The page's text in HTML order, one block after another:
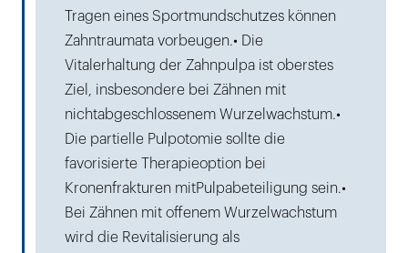
Tragen eines Sportmundschutzes können
Zahntraumata vorbeugen.• Die
Vitalerhaltung der Zahnpulpa ist oberstes
Ziel, insbesondere bei Zähnen mit
nichtabgeschlossenem Wurzelwachstum.•
Die partielle Pulpotomie sollte die
favorisierte Therapieoption bei
Kronenfrakturen mitPulpabeteiligung sein.•
Bei Zähnen mit offenem Wurzelwachstum
wird die Revitalisierung als